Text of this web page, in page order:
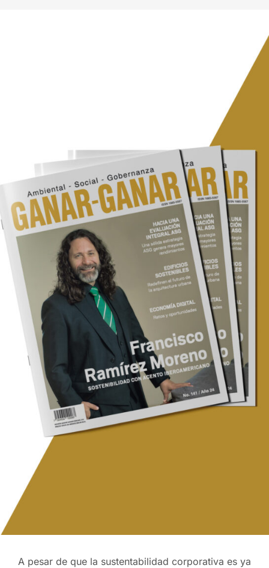
A pesar de que la sustentabilidad corporativa es ya